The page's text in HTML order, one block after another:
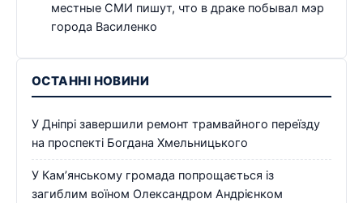
местные СМИ пишут, что в драке побывал мэр
города Василенко
ОСТАННІ НОВИНИ
У Дніпрі завершили ремонт трамвайного переїзду
на проспекті Богдана Хмельницького
У Кам’янському громада попрощається із
загиблим воїном Олександром Андрієнком